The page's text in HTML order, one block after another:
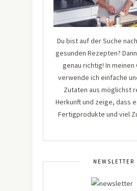
Du bist auf der Suche
gesunden Rezepten?
genau richtig! In meinen
verwende ich einfache
Zutaten aus möglichst
Herkunft und zeige, dass
Fertigprodukte und viel
NEWSLETTER